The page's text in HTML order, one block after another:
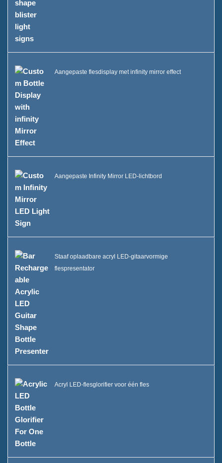
Aangepaste flesdisplay met infinity mirror effect
Aangepaste Infinity Mirror LED-lichtbord
Staaf oplaadbare acryl LED-gitaarvormige
flespresentator
Acryl LED-flesglorifier voor één fles